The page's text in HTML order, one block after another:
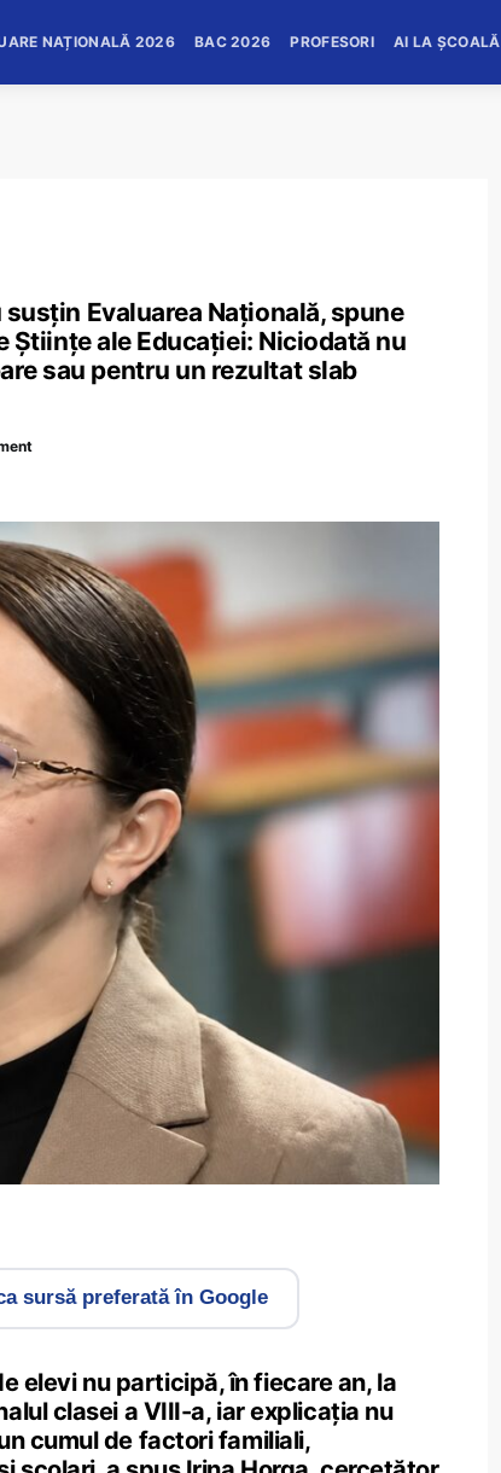
NAȚIONALĂ 2026 BAC 2026 PROFESORI AI LA ȘCOALĂ
Evaluarea Națională, spune
ale Educației: Niciodată nu
sau pentru un rezultat slab
sursă preferată în Google
elevi nu participă, în fiecare an, la
clasei a VIII-a, iar explicația nu
cumul de factori familiali,